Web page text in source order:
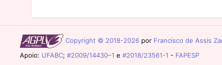
Copyright © 2018-2026 por Francisco de Assis
Apoio: UFABC; #2009/14430–1 e #2018/23561-1 - FAPESP